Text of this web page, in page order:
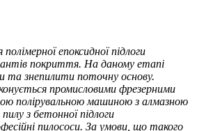
епоксидної підлоги
покриття. На даному етапі
та знепилити поточну основу.
промисловими фрезерними
полірувальною машиною з алмазною
з бетонної підлоги
пилососи. За умови, що такого